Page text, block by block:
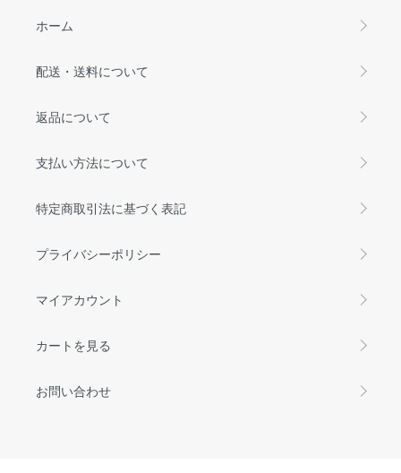
ホーム
配送・送料について
返品について
支払い方法について
特定商取引法に基づく表記
プライバシーポリシー
マイアカウント
カートを見る
お問い合わせ